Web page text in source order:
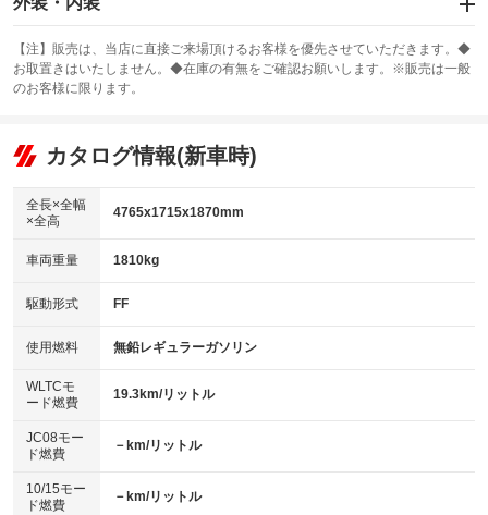
：装備あり
：装備あり
サンルーフ
：装備なし ABS
リフトアップ
：装備なし
：装備なし
パワーウィンドウ
アイドリングストップ
：装備あり
USB入力端子
：装備あり
100V電源
：装備なし
センターデフロック
：装備なし
電動格納ミラー
：装備あり
カーナビ：メモリーナビ他
：装備あり
TV
：装備なし
ビジュアル
：装備なし
：装備あり
革シート
キーレス
HID(キセノンライト)
：装備なし
バックカメラ
：装備あり
エアロ
：装備あり
：装備なし
パワーシート
ベンチシート
：装備なし
【注】販売は、当店に直接ご来場頂けるお客様を優先させていただきます。◆
お取置きはいたしません。◆在庫の有無をご確認お願いします。※販売は一般
のお客様に限ります。
カタログ情報(新車時)
全長×全幅
×全高
4765x1715x1870mm
車両重量 1810kg
駆動形式 FF
使用燃料 無鉛レギュラーガソリン
WLTCモ
ード燃費
19.3km/リットル
JC08モー
ド燃費
－km/リットル
10/15モー
ド燃費
－km/リットル